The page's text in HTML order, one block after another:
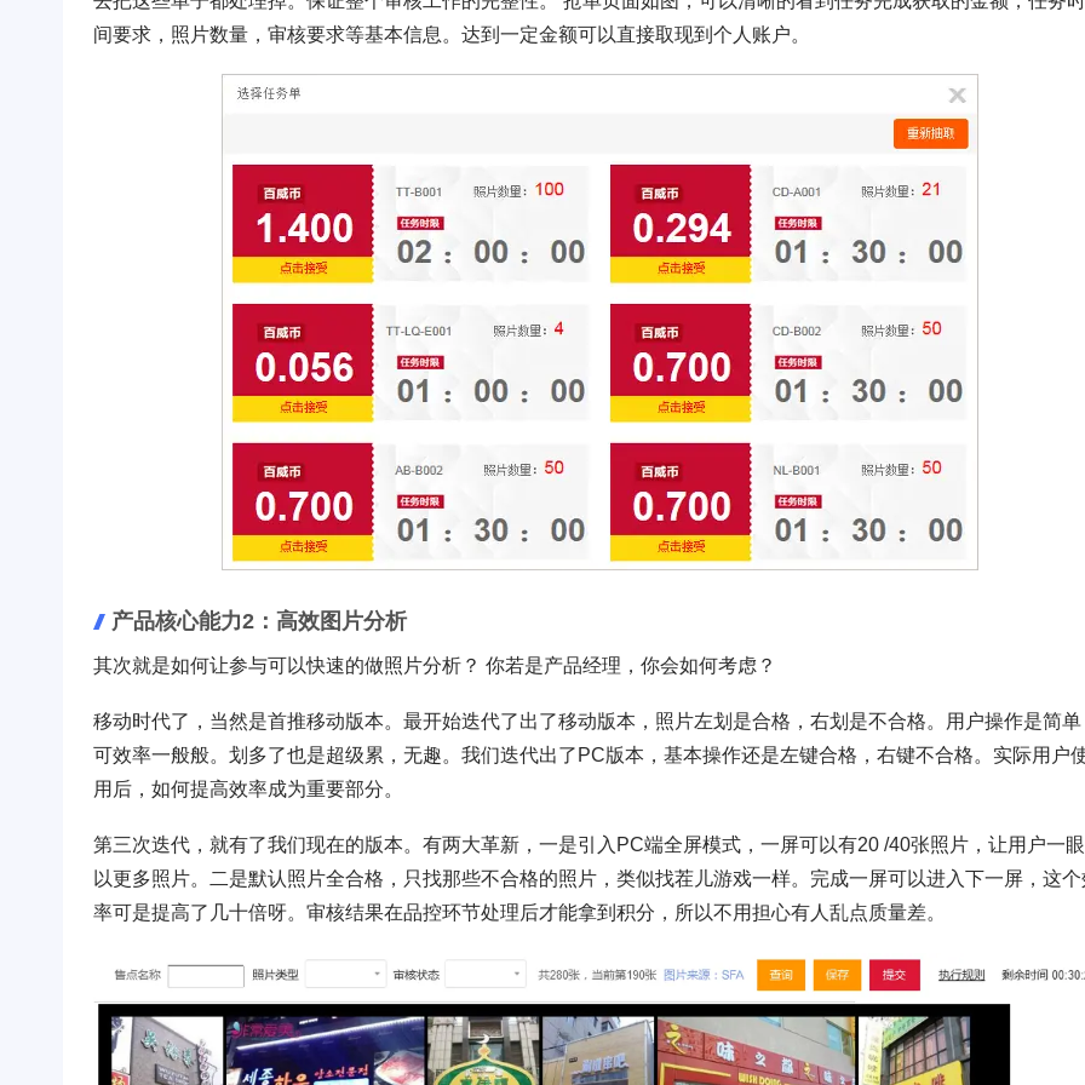
间要求，照片数量，审核要求等基本信息。达到一定金额可以直接取现到个人账户。
产品核心能力2：高效图片分析
其次就是如何让参与可以快速的做照片分析？ 你若是产品经理，你会如何考虑？
移动时代了，当然是首推移动版本。最开始迭代了出了移动版本，照片左划是合格，右划是不合格。用户操作是简单
可效率一般般。划多了也是超级累，无趣。我们迭代出了PC版本，基本操作还是左键合格，右键不合格。实际用户
用后，如何提高效率成为重要部分。
第三次迭代，就有了我们现在的版本。有两大革新，一是引入PC端全屏模式，一屏可以有20 /40张照片，让用户一
以更多照片。二是默认照片全合格，只找那些不合格的照片，类似找茬儿游戏一样。完成一屏可以进入下一屏，这个
率可是提高了几十倍呀。审核结果在品控环节处理后才能拿到积分，所以不用担心有人乱点质量差。